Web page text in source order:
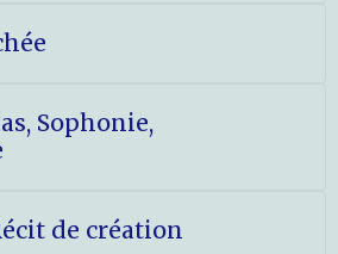
Sophonie,
2-3. Récit de création